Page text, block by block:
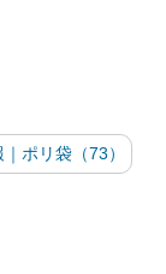
ポリ袋（73）